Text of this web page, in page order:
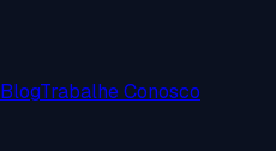
BlogTrabalhe Conosco